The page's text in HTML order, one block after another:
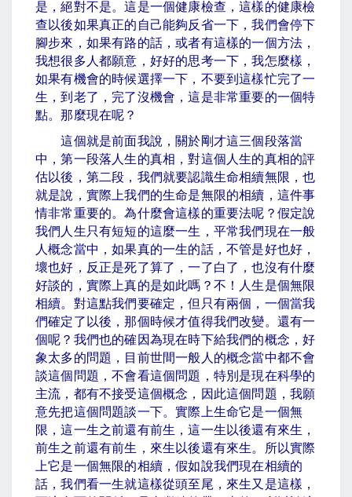
是，絕對不是。這是一個健康檢查，這樣的健康檢
查以後如果真正的自己能夠反省一下，我們會停下
腳步來，如果有路的話，或者有這樣的一個方法，
我想很多人都願意，好好的思考一下，我怎麼樣，
如果有機會的時候選擇一下，不要到這樣忙完了一
生，到老了，完了沒機會，這是非常重要的一個特
點。那麼現在呢？
這個就是前面我說，關於剛才這三個段落當
中，第一段落人生的真相，對這個人生的真相的評
估以後，第二段，我們就要認識生命相續無限，也
就是說，實際上我們的生命是無限的相續，這件事
情非常重要的。為什麼會這樣的重要法呢？假定說
我們人生只有短短的這麼一生，平常我們現在一般
人概念當中，如果真的一生的話，不管是好也好，
壞也好，反正是死了算了，一了白了，也沒有什麼
好談的，實際上真的是如此嗎？不！人生是個無限
相續。對這點我們要確定，但只有兩個，一個當我
們確定了以後，那個時候才值得我們改變。還有一
個呢？我們也的確因為現在時下給我們的概念，好
象太多的問題，目前世間一般人的概念當中都不會
談這個問題，不會看這個問題，特別是現在科學的
主流，都有不接受這個概念，因此這個問題，我願
意先把這個問題談一下。實際上生命它是一個無
限，這一生之前還有前生，這一生以後還有來生，
前生之前還有前生，來生以後還有來生。所以實際
上它是一個無限的相續，假如說我們現在相續的
話，我們看一生就這樣從頭至尾，來生又是這樣，